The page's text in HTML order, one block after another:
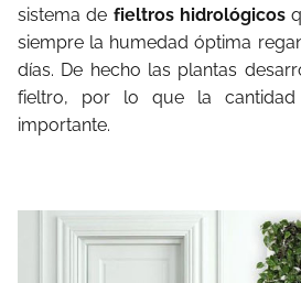
sistema de fieltros hidrológicos
siempre la humedad óptima
días. De hecho las plantas
fieltro, por lo que la
importante.